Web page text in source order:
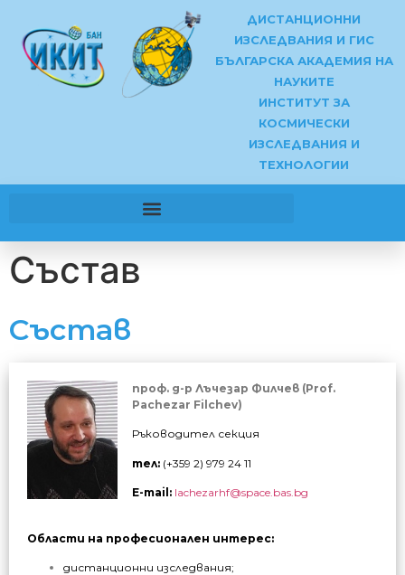
ДИСТАНЦИОННИ
ИЗСЛЕДВАНИЯ И ГИС
БЪЛГАРСКА АКАДЕМИЯ НА
НАУКИТЕ
ИНСТИТУТ ЗА
КОСМИЧЕСКИ
ИЗСЛЕДВАНИЯ И
ТЕХНОЛОГИИ
Състав
Състав
проф. д-р Лъчезар Филчев (Prof.
Pachezar Filchev)
Ръководител секция
тел: (+359 2) 979 24 11
E-mail: lachezarhf@space.bas.bg
Области на професионален интерес:
дистанционни изследвания;